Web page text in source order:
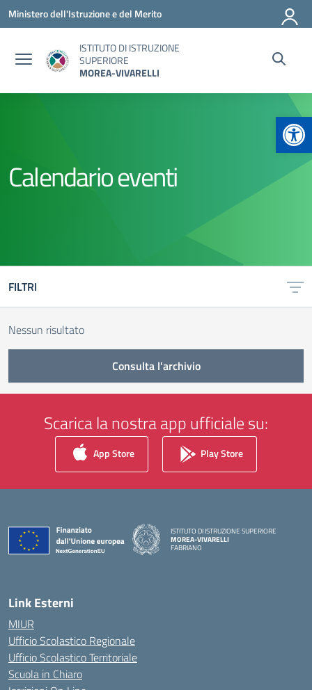
Vai ai contenuti
Vai al menu di navigazione
Vai al footer
Ministero dell'Istruzione e del Merito
ISTITUTO DI ISTRUZIONE
SUPERIORE
MOREA-VIVARELLI
Calendario eventi
FILTRI
Nessun risultato
Consulta l'archivio
Scarica la nostra app ufficiale su:
App Store Play Store
ISTITUTO DI ISTRUZIONE SUPERIORE
MOREA-VIVARELLI
FABRIANO
Link Esterni
MIUR
Ufficio Scolastico Regionale
Ufficio Scolastico Territoriale
Scuola in Chiaro